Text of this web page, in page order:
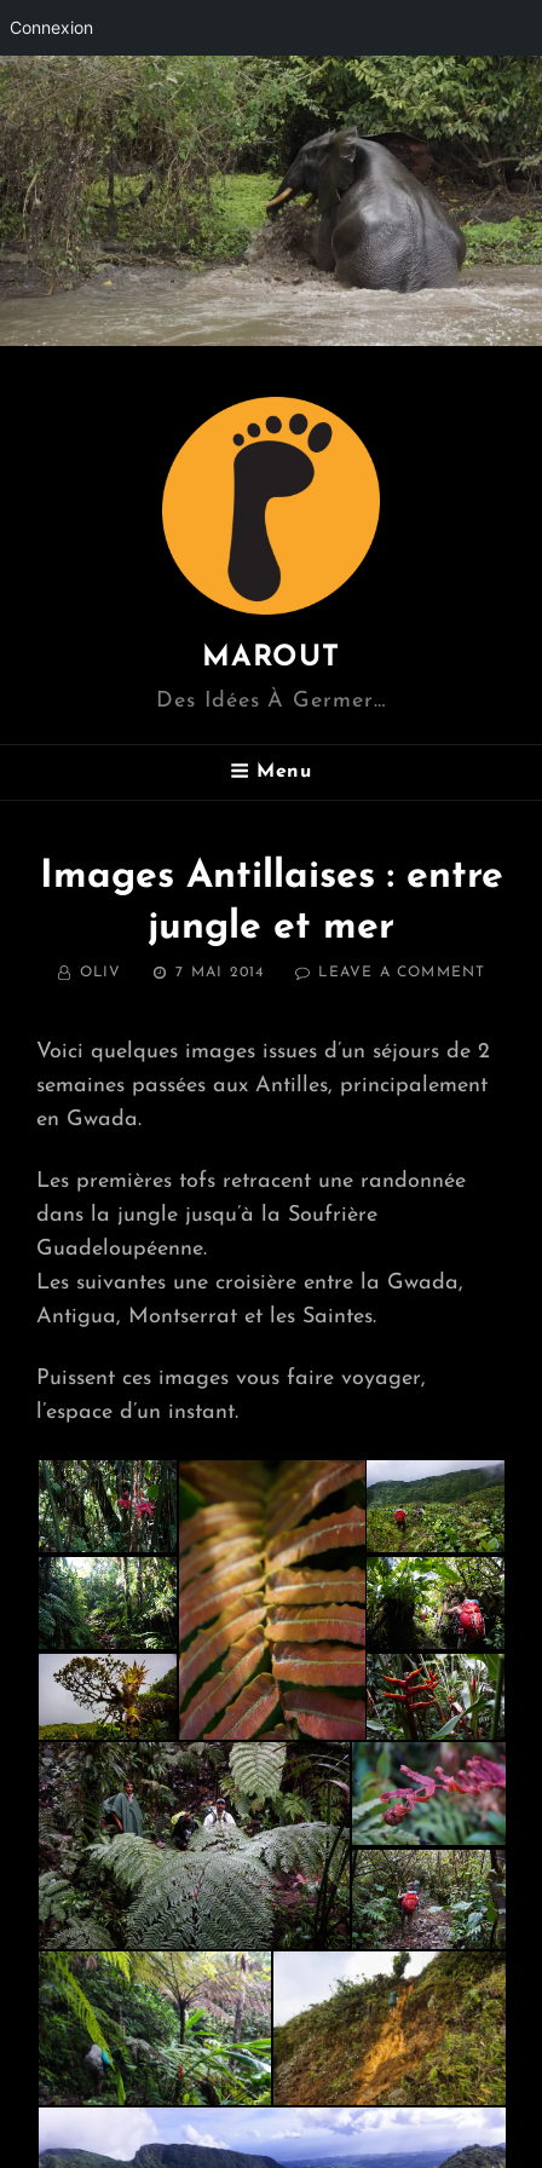
Connexion
MAROUT
Des Idées À Germer…
Menu
Images Antillaises : entre
jungle et mer
BY OLIV
POSTED
7 MAI 2014 LEAVE A COMMENT
:
Voici quelques images issues d’un séjours de 2
semaines passées aux Antilles, principalement
en Gwada.
Les premières tofs retracent une randonnée
dans la jungle jusqu’à la Soufrière
Guadeloupéenne.
Les suivantes une croisière entre la Gwada,
Antigua, Montserrat et les Saintes.
Puissent ces images vous faire voyager,
l’espace d’un instant.